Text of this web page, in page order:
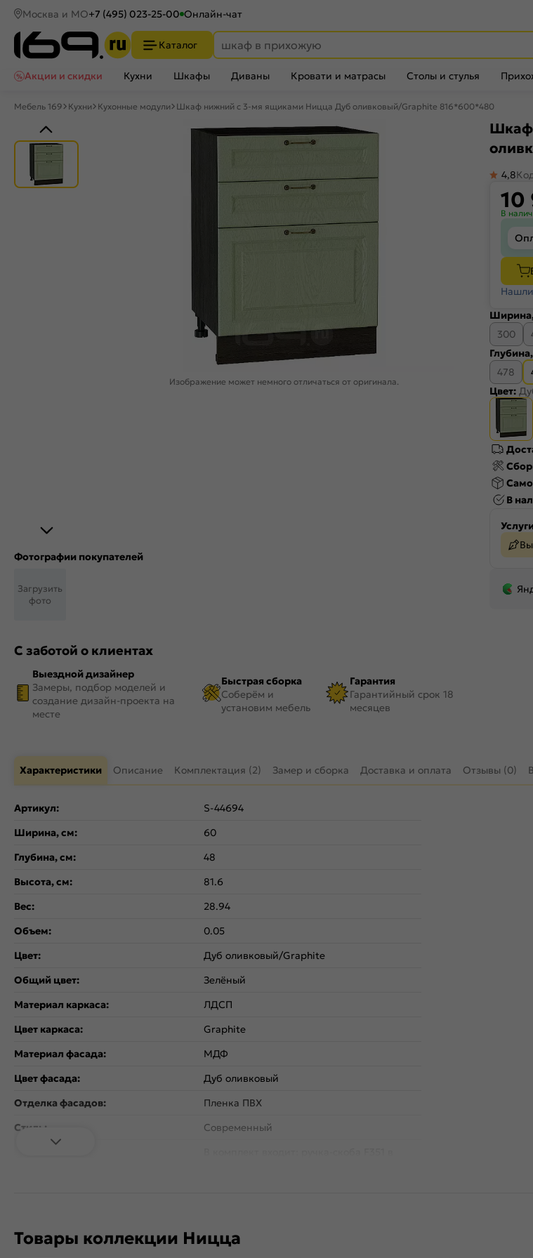
Москва и МО+7 (495) 023-25-00 Онлайн-чат
Каталог
Акции и скидки
Кухни Шкафы Диваны Кровати и матрасы Столы и стулья
Мебель 169 Кухни Кухонные модули Шкаф нижний с 3-мя ящиками Ницца Дуб оливковый/Graphite 816*600*480
Изображение может немного отличаться от оригинала.
Фотографии покупателей
Загрузить
фото
С заботой о клиентах
Выездной дизайнер
Замеры, подбор моделей и
создание дизайн-проекта на
месте
Быстрая сборка
Соберём и
установим мебель
Гарантия
Гарантийный срок 18
месяцев
Шкаф
4,8
10
В
300
478
Цвет:
В
Характеристики Описание Комплектация (2) Замер и сборка Доставка и оплата Отзывы (0)
Артикул:
S-44694
Ширина, см:
60
Глубина, см:
48
Высота, см:
81.6
Вес:
28.94
Объем:
0.05
Цвет:
Дуб оливковый/Graphite
Общий цвет:
Зелёный
Материал каркаса:
ЛДСП
Цвет каркаса:
Graphite
Материал фасада:
МДФ
Цвет фасада:
Дуб оливковый
Отделка фасадов:
Пленка ПВХ
Стиль:
Современный
Гарантия:
18 мес
Товары коллекции Ницца